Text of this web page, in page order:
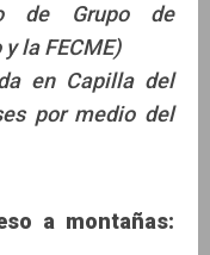
de Grupo de
la FECME)
en Capilla del
por medio del
a montañas: